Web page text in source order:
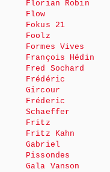
Florian Robin
Flow
Fokus 21
Foolz
Formes Vives
François Hédin
Fred Sochard
Frédéric
Gircour
Fréderic
Schaeffer
Fritz
Fritz Kahn
Gabriel
Pissondes
Gala Vanson